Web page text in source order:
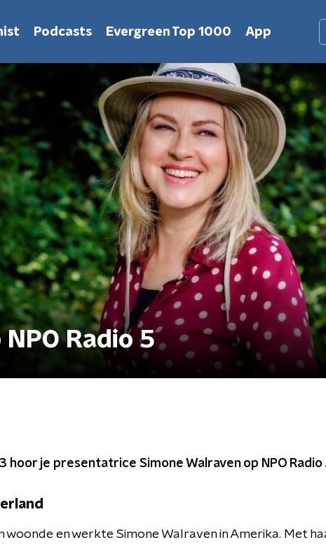
Podcasts Evergreen Top 1000 App
Radio 5
hoor je presentatrice Simone Walraven op NPO Radio
woonde en werkte Simone Walraven in Amerika. Met